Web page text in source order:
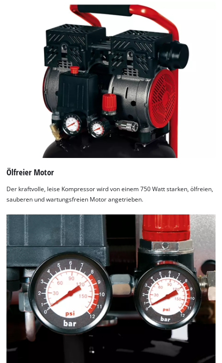
Ölfreier Motor
Der kraftvolle, leise Kompressor wird von einem 750 Watt starken, ölfreien,
sauberen und wartungsfreien Motor angetrieben.